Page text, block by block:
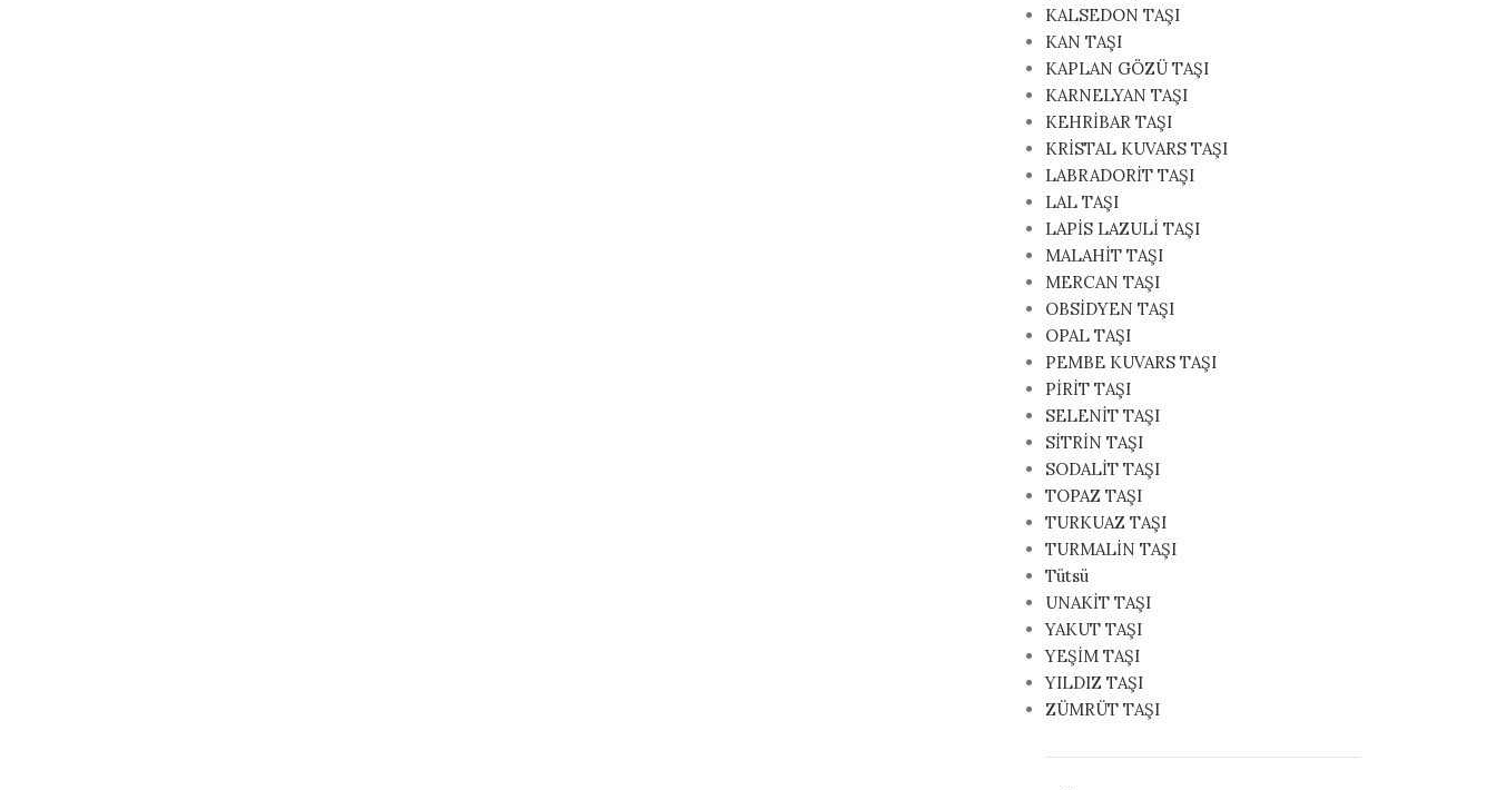
KALSEDON TAŞI
KAN TAŞI
KAPLAN GÖZÜ TAŞI
KARNELYAN TAŞI
KEHRİBAR TAŞI
KRİSTAL KUVARS TAŞI
LABRADORİT TAŞI
LAL TAŞI
LAPİS LAZULİ TAŞI
MALAHİT TAŞI
MERCAN TAŞI
OBSİDYEN TAŞI
OPAL TAŞI
PEMBE KUVARS TAŞI
PİRİT TAŞI
SELENİT TAŞI
SİTRİN TAŞI
SODALİT TAŞI
TOPAZ TAŞI
TURKUAZ TAŞI
TURMALİN TAŞI
Tütsü
UNAKİT TAŞI
YAKUT TAŞI
YEŞİM TAŞI
YILDIZ TAŞI
ZÜMRÜT TAŞI